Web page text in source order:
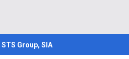
STS Group, SIA